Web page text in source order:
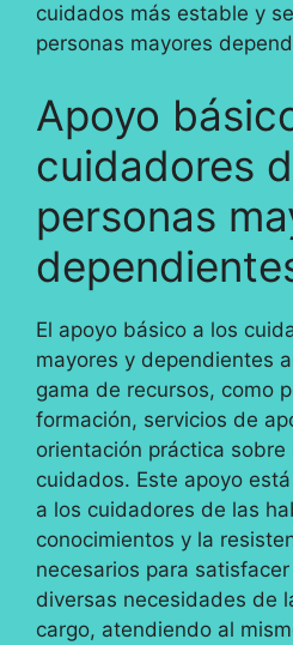
cuidados más estable y
personas mayores
Apoyo
cuidadores
personas
El apoyo básico a los
mayores y dependientes
gama de recursos, como
formación, servicios de
orientación práctica
cuidados. Este apoyo
a los cuidadores de las
conocimientos y la
necesarios para
diversas necesidades de
cargo, atendiendo al